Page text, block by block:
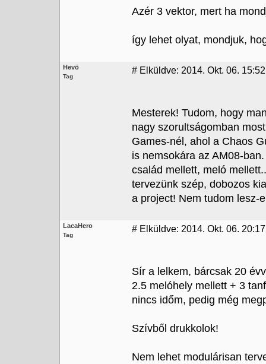
Azér 3 vektor, mert ha
így lehet olyat, mondjuk,
Hevö
Tag
# Elküldve: 2014. Okt. 06. 15:52
Mesterek! Tudom, hogy
nagy szorultságomban
Games-nél, ahol a Chaos
is nemsokára az AM08-
család mellett, meló
tervezünk szép, dobozos
a project! Nem tudom lesz-
LacaHero
Tag
# Elküldve: 2014. Okt. 06. 20:17
Sír a lelkem, bárcsak 20
2.5 melóhely mellett + 3
nincs időm, pedig még
Szívből drukkolok!
Nem lehet modulárisan